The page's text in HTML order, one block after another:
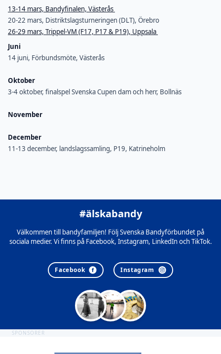
13-14 mars, Bandyfinalen, Västerås
20-22 mars, Distriktslagsturneringen (DLT), Örebro
26-29 mars, Trippel-VM (F17, P17 & P19), Uppsala
Juni
14 juni, Förbundsmöte, Västerås
Oktober
3-4 oktober, finalspel Svenska Cupen dam och herr, Bollnäs
November
December
11-13 december, landslagssamling, P19, Katrineholm
#älskabandy
Välkommen till bandyfamiljen! Följ Svenska Bandyförbundet på
sociala medier. Vi finns på Facebook, Instagram, LinkedIn och TikTok.
Facebook Instagram
SPONSORER